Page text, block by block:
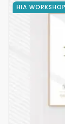
HIA
Ovaj
proizvod